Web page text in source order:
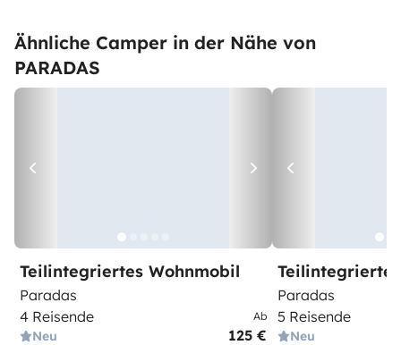
Ähnliche Camper in der Nähe von
PARADAS
Teilintegriertes Wohnmobil
Paradas
4 Reisende
Neu
Ab
125 €
Paradas
5 Reisende
Neu